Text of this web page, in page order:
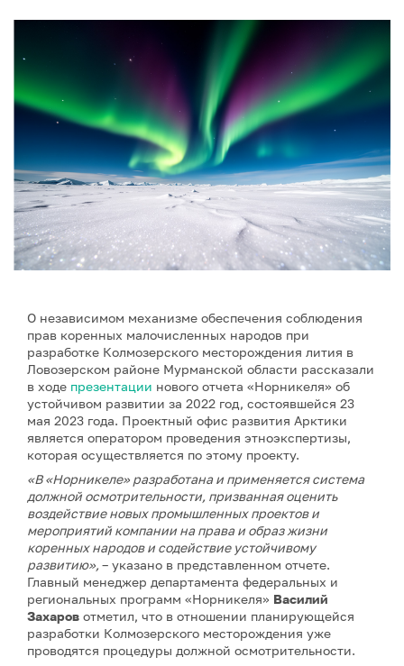
О независимом механизме обеспечения соблюдения
прав коренных малочисленных народов при
разработке Колмозерского месторождения лития в
Ловозерском районе Мурманской области рассказали
в ходе презентации нового отчета «Норникеля» об
устойчивом развитии за 2022 год, состоявшейся 23
мая 2023 года. Проектный офис развития Арктики
является оператором проведения этноэкспертизы,
которая осуществляется по этому проекту.
«В «Норникеле» разработана и применяется система
должной осмотрительности, призванная оценить
воздействие новых промышленных проектов и
мероприятий компании на права и образ жизни
коренных народов и содействие устойчивому
развитию», – указано в представленном отчете.
Главный менеджер департамента федеральных и
региональных программ «Норникеля» Василий
Захаров отметил, что в отношении планирующейся
разработки Колмозерского месторождения уже
проводятся процедуры должной осмотрительности.